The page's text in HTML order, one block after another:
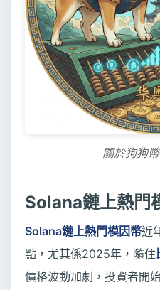
關於狗狗
Solana鏈上熱門
Solana鏈上熱門模因幣近
點，尤其係2025年，隨住
價格波動加劇，投資者開